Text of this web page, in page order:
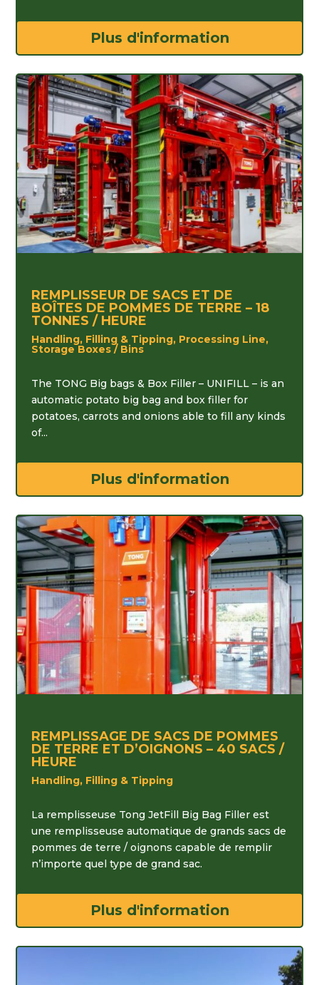
Plus d'information
REMPLISSEUR DE SACS ET DE
BOÎTES DE POMMES DE TERRE – 18
TONNES / HEURE
Handling, Filling & Tipping, Processing Line,
Storage Boxes / Bins
The TONG Big bags & Box Filler – UNIFILL – is an
automatic potato big bag and box filler for
potatoes, carrots and onions able to fill any kinds
of...
Plus d'information
REMPLISSAGE DE SACS DE POMMES
DE TERRE ET D’OIGNONS – 40 SACS /
HEURE
Handling, Filling & Tipping
La remplisseuse Tong JetFill Big Bag Filler est
une remplisseuse automatique de grands sacs de
pommes de terre / oignons capable de remplir
n’importe quel type de grand sac.
Plus d'information